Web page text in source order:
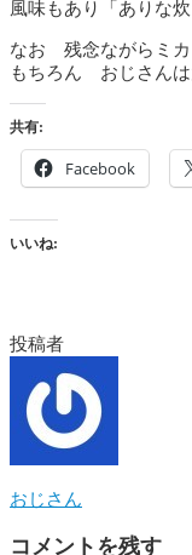
風味もあり「ありな
なお 残念ながらミカ
もちろん おじさん
共有:
Facebook
いいね:
投稿者
おじさん
コメントを残す